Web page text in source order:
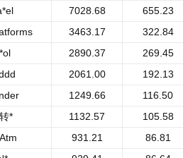
7028.68
655.23
3463.17
322.84
2890.37
269.45
2061.00
192.13
1249.66
116.50
* 1132.57
105.58
931.21
86.81